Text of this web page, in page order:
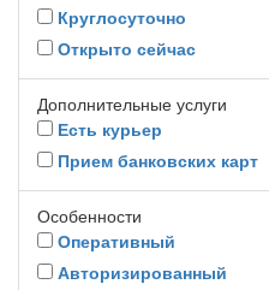
Круглосуточно
Открыто сейчас
Дополнительные услуги
Есть курьер
Прием банковских карт
Особенности
Оперативный
Авторизированный